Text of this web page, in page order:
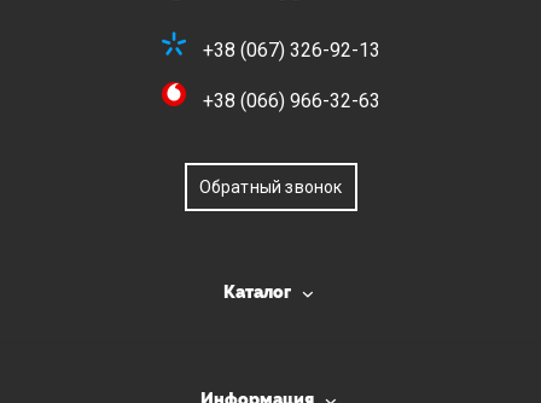
+38 (067) 326-92-13
+38 (066) 966-32-63
Обратный звонок
Каталог